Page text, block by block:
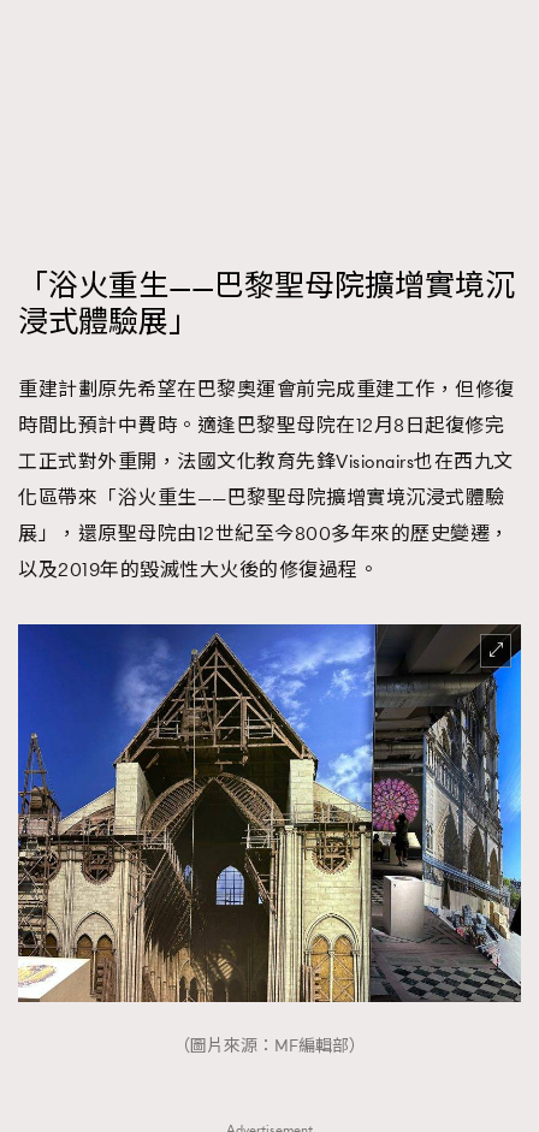
「浴火重生——巴黎聖母院擴增實境沉
浸式體驗展」
重建計劃原先希望在巴黎奧運會前完成重建工作，但修復
時間比預計中費時。適逢巴黎聖母院在12月8日起復修完
工正式對外重開，法國文化教育先鋒Visionairs也在西九文
化區帶來「浴火重生——巴黎聖母院擴增實境沉浸式體驗
展」，還原聖母院由12世紀至今800多年來的歷史變遷，
以及2019年的毀滅性大火後的修復過程。
（圖片來源：MF編輯部）